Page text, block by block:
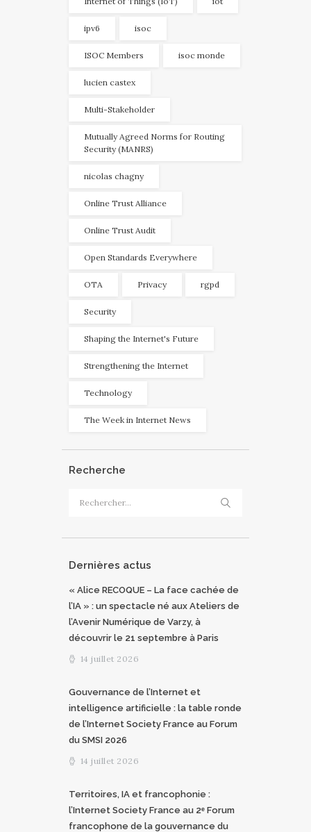
ipv6 isoc
ISOC Members isoc monde
lucien castex
Multi-Stakeholder
Mutually Agreed Norms for Routing
Security (MANRS)
nicolas chagny
Online Trust Alliance
Online Trust Audit
Open Standards Everywhere
OTA Privacy rgpd
Security
Shaping the Internet's Future
Strengthening the Internet
Technology
The Week in Internet News
Recherche
Dernières actus
« Alice RECOQUE – La face cachée de
l’IA » : un spectacle né aux Ateliers de
l’Avenir Numérique de Varzy, à
découvrir le 21 septembre à Paris
14 juillet 2026
Gouvernance de l’Internet et
intelligence artificielle : la table ronde
de l’Internet Society France au Forum
du SMSI 2026
14 juillet 2026
Territoires, IA et francophonie :
l’Internet Society France au 2ᵉ Forum
francophone de la gouvernance du